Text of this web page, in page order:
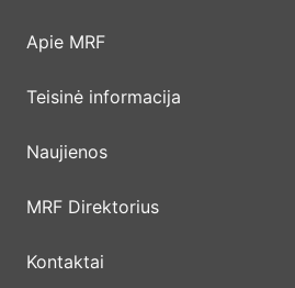
Apie MRF
Teisinė informacija
Naujienos
MRF Direktorius
Kontaktai